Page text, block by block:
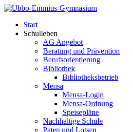
Start
Schulleben
AG Angebot
Beratung und Prävention
Berufsorientierung
Bibliothek
Bibliotheksbetrieb
Mensa
Mensa-Login
Mensa-Ordnung
Speisepläne
Nachhaltige Schule
Paten und Lotsen